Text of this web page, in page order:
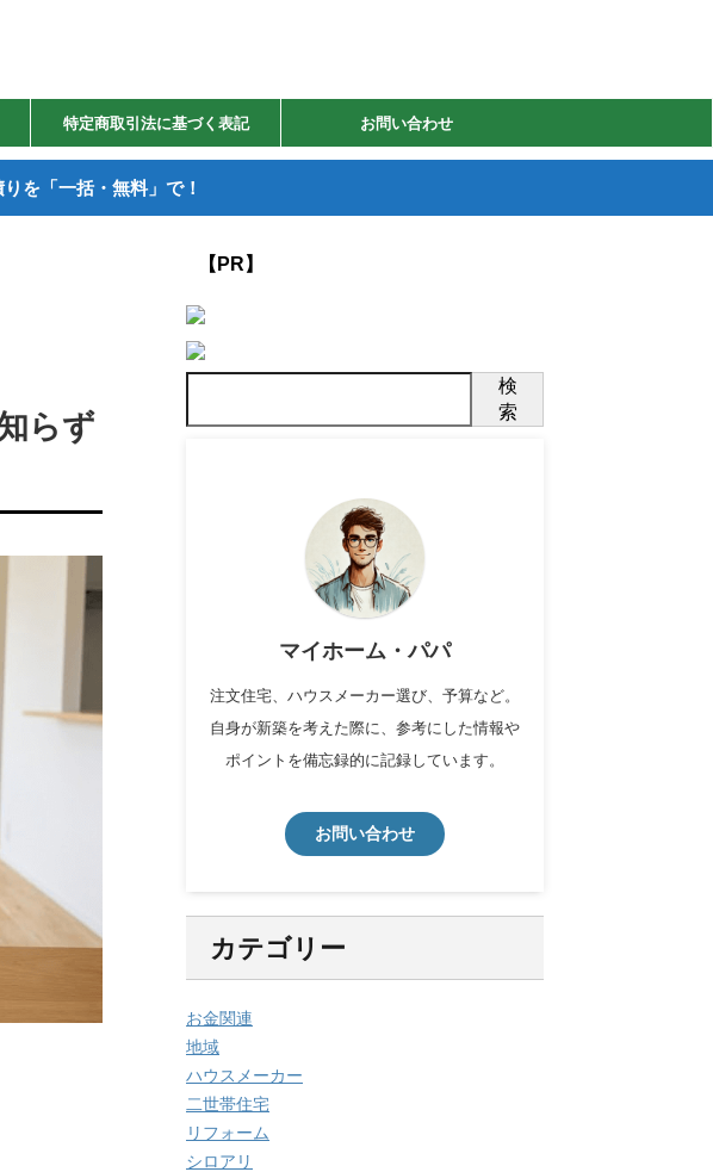
特定商取引法に基づく表記 お問い合わせ
を「一括・無料」で！
らず
【PR】
検
索
マイホーム・パパ
注文住宅、ハウスメーカー選び、予算など。
自身が新築を考えた際に、参考にした情報や
ポイントを備忘録的に記録しています。
お問い合わせ
カテゴリー
お金関連
地域
ハウスメーカー
二世帯住宅
リフォーム
シロアリ